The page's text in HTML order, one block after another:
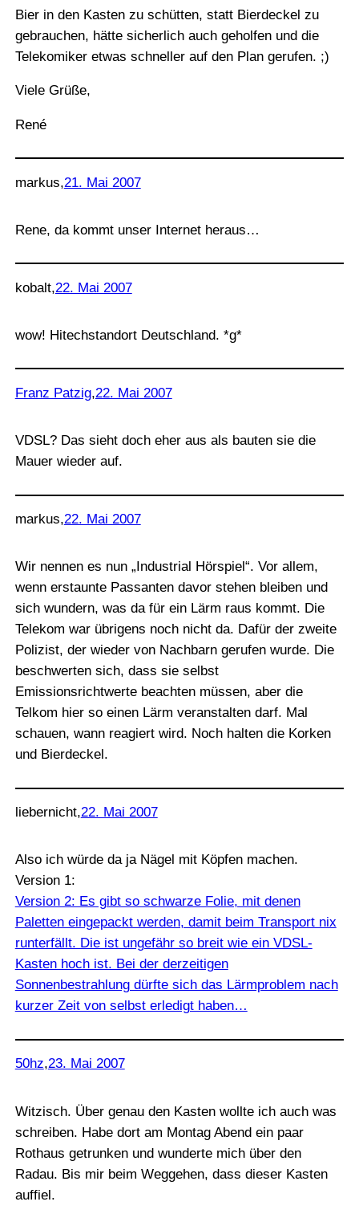
Bier in den Kasten zu schütten, statt Bierdeckel zu
gebrauchen, hätte sicherlich auch geholfen und die
Telekomiker etwas schneller auf den Plan gerufen. ;)
Viele Grüße,
René
markus,21. Mai 2007
Rene, da kommt unser Internet heraus…
kobalt,22. Mai 2007
wow! Hitechstandort Deutschland. *g*
Franz Patzig,22. Mai 2007
VDSL? Das sieht doch eher aus als bauten sie die
Mauer wieder auf.
markus,22. Mai 2007
Wir nennen es nun „Industrial Hörspiel“. Vor allem,
wenn erstaunte Passanten davor stehen bleiben und
sich wundern, was da für ein Lärm raus kommt. Die
Telekom war übrigens noch nicht da. Dafür der zweite
Polizist, der wieder von Nachbarn gerufen wurde. Die
beschwerten sich, dass sie selbst
Emissionsrichtwerte beachten müssen, aber die
Telkom hier so einen Lärm veranstalten darf. Mal
schauen, wann reagiert wird. Noch halten die Korken
und Bierdeckel.
liebernicht,22. Mai 2007
Also ich würde da ja Nägel mit Köpfen machen.
Version 1:
Version 2: Es gibt so schwarze Folie, mit denen
Paletten eingepackt werden, damit beim Transport nix
runterfällt. Die ist ungefähr so breit wie ein VDSL-
Kasten hoch ist. Bei der derzeitigen
Sonnenbestrahlung dürfte sich das Lärmproblem nach
kurzer Zeit von selbst erledigt haben…
50hz,23. Mai 2007
Witzisch. Über genau den Kasten wollte ich auch was
schreiben. Habe dort am Montag Abend ein paar
Rothaus getrunken und wunderte mich über den
Radau. Bis mir beim Weggehen, dass dieser Kasten
auffiel.